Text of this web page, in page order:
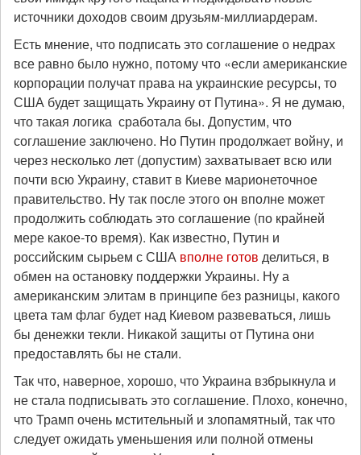
источники доходов своим друзьям-миллиардерам.
Есть мнение, что подписать это соглашение о недрах
все равно было нужно, потому что «если американские
корпорации получат права на украинские ресурсы, то
США будет защищать Украину от Путина». Я не думаю,
что такая логика сработала бы. Допустим, что
соглашение заключено. Но Путин продолжает войну, и
через несколько лет (допустим) захватывает всю или
почти всю Украину, ставит в Киеве марионеточное
правительство. Ну так после этого он вполне может
продолжить соблюдать это соглашение (по крайней
мере какое-то время). Как известно, Путин и
российским сырьем с США вполне готов делиться, в
обмен на остановку поддержки Украины. Ну а
американским элитам в принципе без разницы, какого
цвета там флаг будет над Киевом развеваться, лишь
бы денежки текли. Никакой защиты от Путина они
предоставлять бы не стали.
Так что, наверное, хорошо, что Украина взбрыкнула и
не стала подписывать это соглашение. Плохо, конечно,
что Трамп очень мстительный и злопамятный, так что
следует ожидать уменьшения или полной отмены